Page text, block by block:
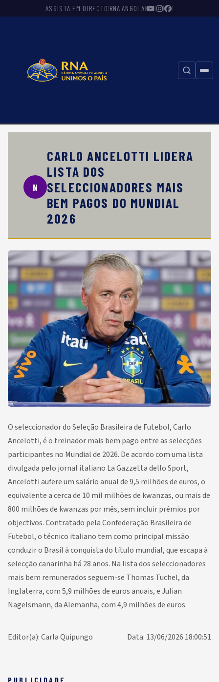
ASSISTA EM DIRECTO|RNA|ANGOLA| | | |
⚲
N
CARLO ANCELOTTI LIDERA
LISTA DOS
SELECCIONADORES MAIS
BEM PAGOS DO MUNDIAL
2026
O seleccionador do Seleção Brasileira de Futebol, Carlo
Ancelotti, é o treinador mais bem pago entre as selecções
participantes no Mundial de 2026. De acordo com uma lista
divulgada pelo jornal italiano La Gazzetta dello Sport,
Ancelotti aufere um salário anual de 9,5 milhões de euros, o
equivalente a cerca de 10 mil milhões de kwanzas, ou mais de
800 milhões de kwanzas por mês, sem incluir prémios por
objectivos. Contratado pela Confederação Brasileira de
Futebol, o técnico italiano tem como principal missão
conduzir o Brasil à conquista do título mundial, que escapa à
selecção canarinha há 28 anos. Na lista dos seleccionadores
mais bem remunerados seguem-se Thomas Tuchel, da
Inglaterra, com 5,9 milhões de euros anuais, e Julian
Nagelsmann, da Alemanha, com 4,9 milhões de euros.
Data: 13/06/2026 18:00:51
Editor(a): Carla Quipungo
PUBLICIDADE